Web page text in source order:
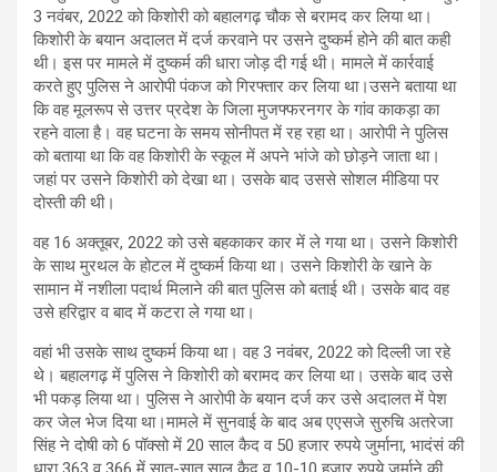
3 नवंबर, 2022 को किशोरी को बहालगढ़ चौक से बरामद कर लिया था।
किशोरी के बयान अदालत में दर्ज करवाने पर उसने दुष्कर्म होने की बात कही
थी। इस पर मामले में दुष्कर्म की धारा जोड़ दी गई थी। मामले में कार्रवाई
करते हुए पुलिस ने आरोपी पंकज को गिरफ्तार कर लिया था।उसने बताया था
कि वह मूलरूप से उत्तर प्रदेश के जिला मुजफ्फरनगर के गांव काकड़ा का
रहने वाला है। वह घटना के समय सोनीपत में रह रहा था। आरोपी ने पुलिस
को बताया था कि वह किशोरी के स्कूल में अपने भांजे को छोड़ने जाता था।
जहां पर उसने किशोरी को देखा था। उसके बाद उससे सोशल मीडिया पर
दोस्ती की थी।
वह 16 अक्तूबर, 2022 को उसे बहकाकर कार में ले गया था। उसने किशोरी
के साथ मुरथल के होटल में दुष्कर्म किया था। उसने किशोरी के खाने के
सामान में नशीला पदार्थ मिलाने की बात पुलिस को बताई थी। उसके बाद वह
उसे हरिद्वार व बाद में कटरा ले गया था।
वहां भी उसके साथ दुष्कर्म किया था। वह 3 नवंबर, 2022 को दिल्ली जा रहे
थे। बहालगढ़ में पुलिस ने किशोरी को बरामद कर लिया था। उसके बाद उसे
भी पकड़ लिया था। पुलिस ने आरोपी के बयान दर्ज कर उसे अदालत में पेश
कर जेल भेज दिया था।मामले में सुनवाई के बाद अब एएसजे सुरुचि अतरेजा
सिंह ने दोषी को 6 पॉक्सो में 20 साल कैद व 50 हजार रुपये जुर्माना, भादंसं की